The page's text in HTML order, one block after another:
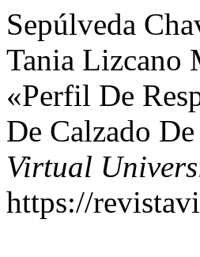
Sepúlveda
Tania Lizcano
«Perfil De
De Calzado
Virtual
https://